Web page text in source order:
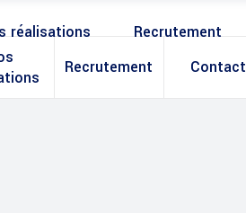
Recrutement Contact
réalisations Recrutement